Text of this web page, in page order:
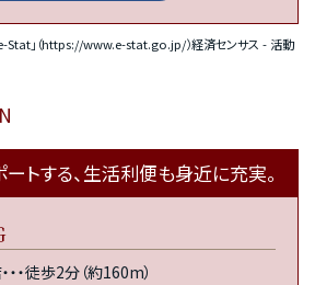
」（https://www.e-stat.go.jp/）経済センサス - 活動
トする、生活利便も身近に充実。
・徒歩2分（約160m）